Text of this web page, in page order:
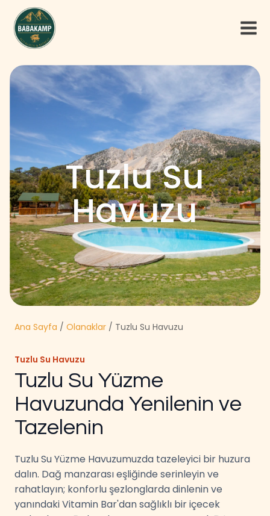
Tuzlu Su
Havuzu
Ana Sayfa / Olanaklar / Tuzlu Su Havuzu
Tuzlu Su Havuzu
Tuzlu Su Yüzme
Havuzunda Yenilenin ve
Tazelenin
Tuzlu Su Yüzme Havuzumuzda tazeleyici bir huzura
dalın. Dağ manzarası eşliğinde serinleyin ve
rahatlayın; konforlu şezlonglarda dinlenin ve
yanındaki Vitamin Bar'dan sağlıklı bir içecek